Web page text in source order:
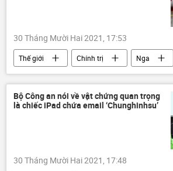
30 Tháng Mười Hai 2021, 17:53
Thế giới Chính trị
Nga
Đức
trừng phạt
khí đốt
Ukraina
Dòng chảy phương Bắc-2
định dạng Normandy
Bộ Công an nói về vật chứng quan trọng
là chiếc iPad chứa email ‘Chunghinhsu’
30 Tháng Mười Hai 2021, 17:48